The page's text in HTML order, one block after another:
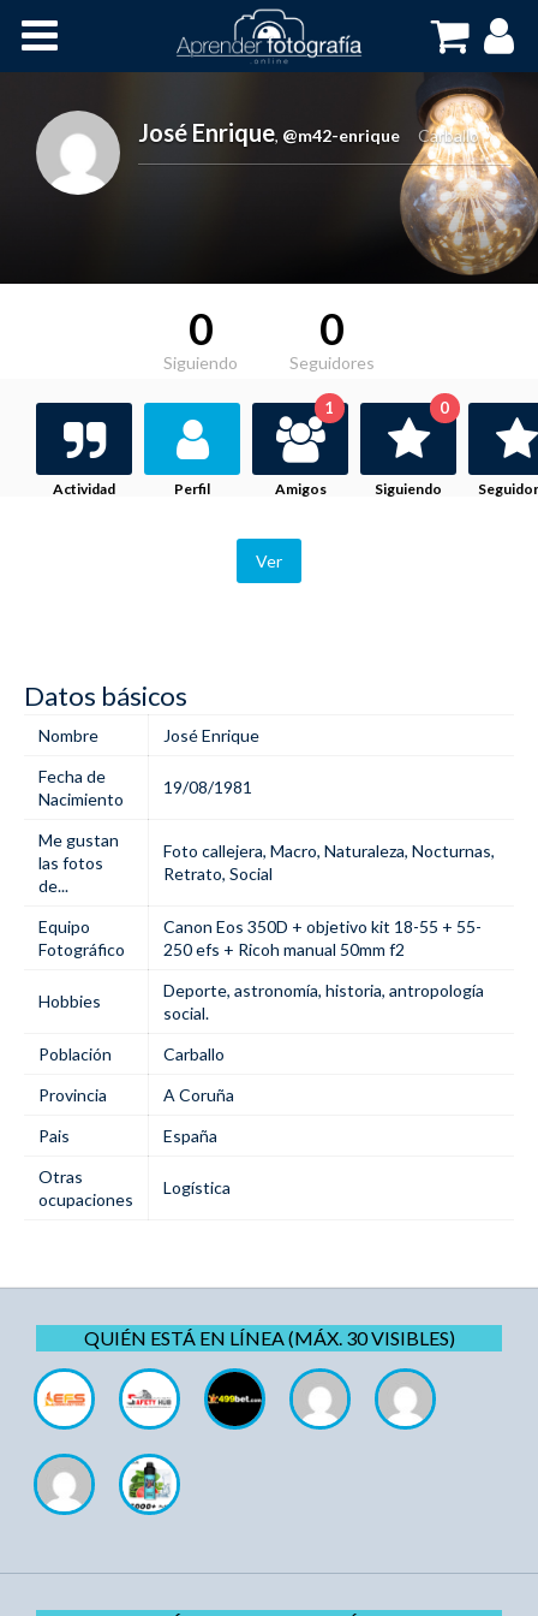
Cursos OnLine
José Enrique, @m42-enrique Carballo
0
Siguiendo
0
Seguidores
Actividad Perfil Amigos
1
Siguiendo
0
Ver
Datos básicos
Nombre
José Enrique
Fecha de
Nacimiento
19/08/1981
Me gustan
las fotos
de...
Foto callejera, Macro, Naturaleza, Nocturnas,
Retrato, Social
Equipo
Fotográfico
Canon Eos 350D + objetivo kit 18-55 + 55-
250 efs + Ricoh manual 50mm f2
Hobbies
Deporte, astronomía, historia, antropología
social.
Población
Carballo
Provincia
A Coruña
Pais
España
Otras
ocupaciones
Logística
QUIÉN ESTÁ EN LÍNEA (MÁX. 30 VISIBLES)